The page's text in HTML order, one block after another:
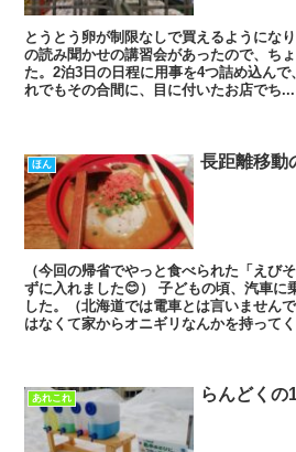
とうとう卵が制限なしで買えるようにな
の読み聞かせの講習会があったので、ち
た。2泊3日の日程に用事を4つ詰め込ん
れでもその合間に、目に付いたお店でち...
ほん 長距離移動
（今回の帰省でやっと食べられた「え
ずに入れました😊） 子どもの頃、汽車に
した。（北海道では電車とは言いません
はなくて家からオニギリなんかを持って
あれこれ らんどくの